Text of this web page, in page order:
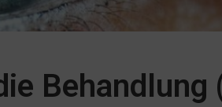
Behandlung